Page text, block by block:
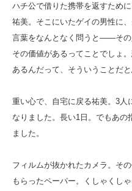
ハチ公で借りた携帯を返すため
祐美。そこにいたゲイの男性に
言葉をなんとなく問うと――その
その価値があるってことでしょ
あるんだって、そういうことだ
重い心で、自宅に戻る祐美。3人
なりました。長い1日。でもあ
ました。
フィルムが抜かれたカメラ。そ
もらったペーパー。くしゃくし